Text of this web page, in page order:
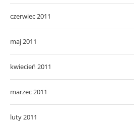
czerwiec 2011
maj 2011
kwiecień 2011
marzec 2011
luty 2011